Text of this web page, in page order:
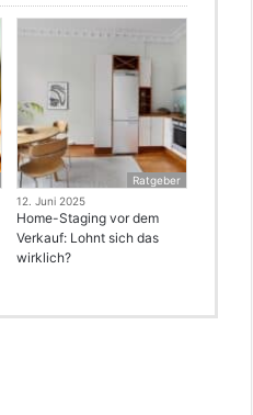
Ratgeber
12. Juni 2025
Home-Staging vor dem
Verkauf: Lohnt sich das
wirklich?